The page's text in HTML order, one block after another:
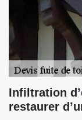
Infiltration
restaurer